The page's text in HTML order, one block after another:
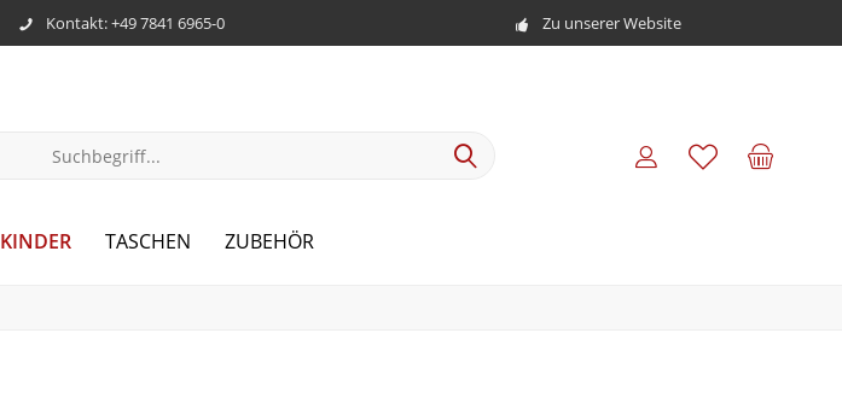
Kontakt: +49 7841 6965-0 Zu unserer Website
KINDER TASCHEN ZUBEHÖR